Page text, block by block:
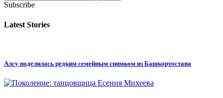
Subscribe
Latest Stories
Алсу поделилась редким семейным снимком из Башкортостана